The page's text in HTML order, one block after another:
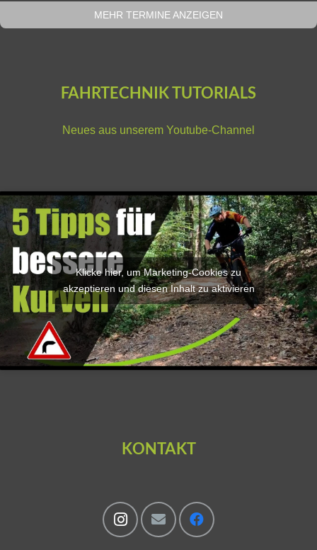
MEHR TERMINE ANZEIGEN
FAHRTECHNIK TUTORIALS
Neues aus unserem Youtube-Channel
Klicke hier, um Marketing-Cookies zu
akzeptieren und diesen Inhalt zu aktivieren
KONTAKT